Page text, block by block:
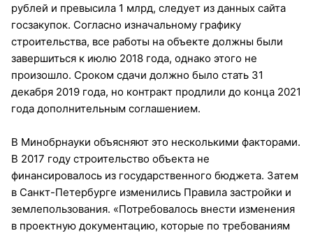
рублей и превысила 1 млрд, следует из данных сайта
госзакупок. Согласно изначальному графику
строительства, все работы на объекте должны были
завершиться к июлю 2018 года, однако этого не
произошло. Сроком сдачи должно было стать 31
декабря 2019 года, но контракт продлили до конца 2021
года дополнительным соглашением.
В Минобрнауки объясняют это несколькими факторами.
В 2017 году строительство объекта не
финансировалось из государственного бюджета. Затем
в Санкт-Петербурге изменились Правила застройки и
землепользования. «Потребовалось внести изменения
в проектную документацию, которые по требованиям